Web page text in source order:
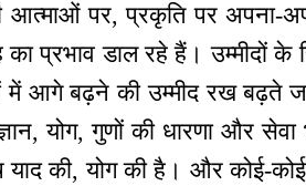
आत्माओं पर, प्रकृति पर अपना-
का प्रभाव डाल रहे हैं। उम्मीदों के
में आगे बढ़ने की उम्मीद रख बढ़ते
योग, गुणों की धारणा और
याद की, योग की है। और कोई-